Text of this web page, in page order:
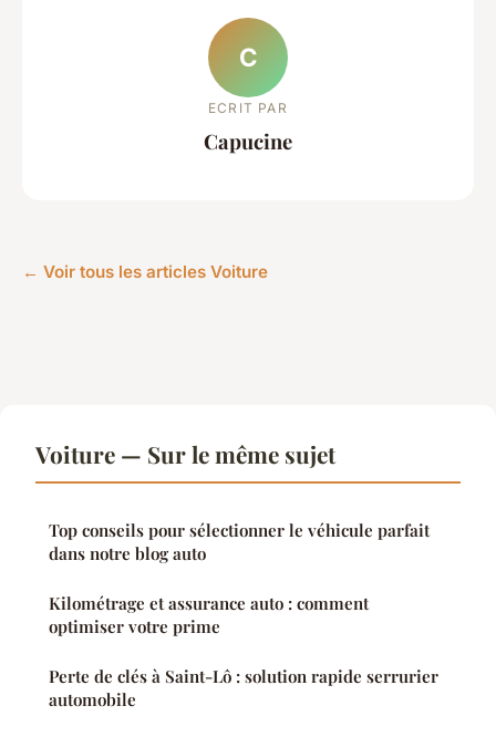
C
ECRIT PAR
Capucine
← Voir tous les articles Voiture
Voiture — Sur le même sujet
Top conseils pour sélectionner le véhicule parfait
dans notre blog auto
Kilométrage et assurance auto : comment
optimiser votre prime
Perte de clés à Saint-Lô : solution rapide serrurier
automobile